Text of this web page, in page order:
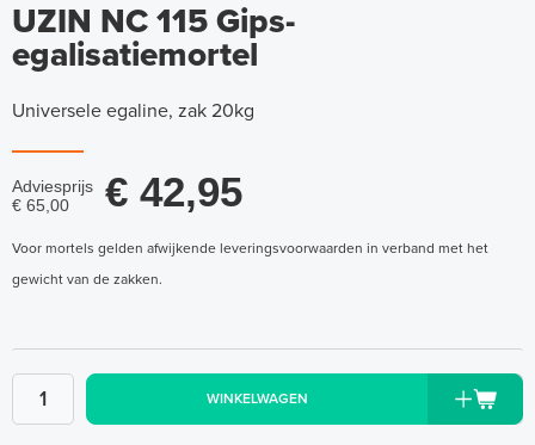
UZIN NC 115 Gips-
egalisatiemortel
Universele egaline, zak 20kg
Adviesprijs
€ 65,00
€ 42,95
Voor mortels gelden afwijkende leveringsvoorwaarden in verband met het
gewicht van de zakken.
WINKELWAGEN